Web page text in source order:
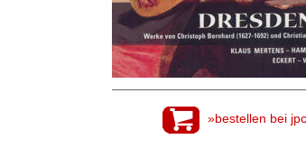
»bestellen bei